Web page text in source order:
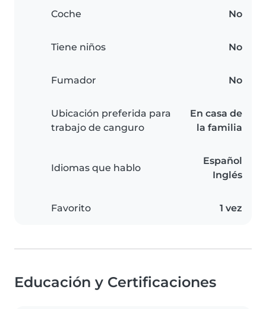
Coche No
Tiene niños No
Fumador No
Ubicación preferida para
trabajo de canguro
En casa de
la familia
Idiomas que hablo
Español
Inglés
Favorito 1 vez
Educación y Certificaciones